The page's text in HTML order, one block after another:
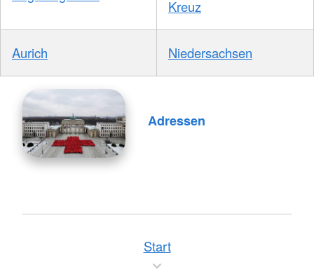
Kreuz
Aurich Niedersachsen
Adressen
Start